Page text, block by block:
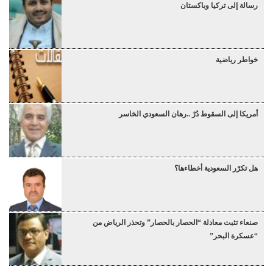
رسالة إلى تركيا وباكستان
خواطر رياضية
أمريكا إلى السقوط دُرْ ..رهان السعودي الخاسر
هل تكرّر السعودية أخطاءها؟
صنعاء تثبت معادلة “الحصار بالحصار” وتحذر الرياض من
“عسكرة البحر”